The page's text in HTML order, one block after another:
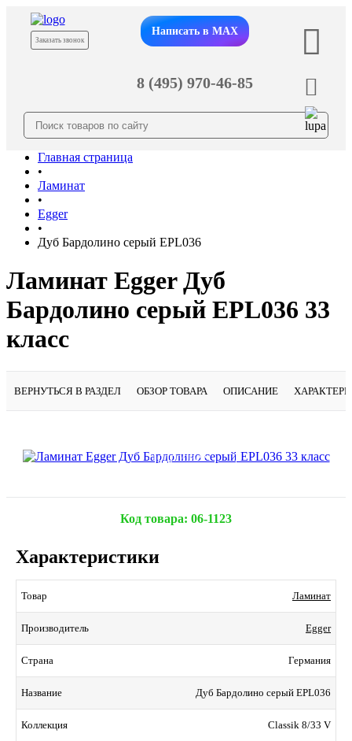
Заказать звонок
Написать в MAX
8 (495) 970-46-85
Главная страница
•
Ламинат
•
Egger
•
Дуб Бардолино серый EPL036
Ламинат Egger Дуб
Бардолино серый EPL036 33
класс
ВЕРНУТЬСЯ В РАЗДЕЛ ОБЗОР ТОВАРА ОПИСАНИЕ
Подробнее
Код товара: 06-1123
Характеристики
Товар Ламинат
Производитель Egger
Страна Германия
Название Дуб Бардолино серый EPL036
Коллекция Classik 8/33 V